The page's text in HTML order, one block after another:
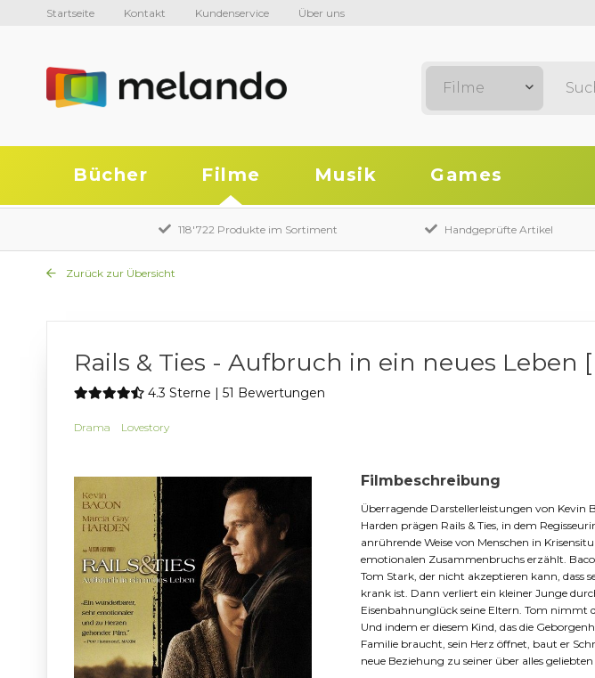
Startseite Kontakt Kundenservice Über uns
Filme
Bücher Filme Musik Games
118'722 Produkte im Sortiment Handgeprüfte Artikel
Zurück zur Übersicht
Rails & Ties - Aufbruch in ein neues Leben
4.3 Sterne | 51 Bewertungen
Drama Lovestory
Filmbeschreibung
Überragende Darstellerleistungen von Kevin
Harden prägen Rails & Ties, in dem
anrührende Weise von Menschen in
emotionalen Zusammenbruchs erzählt.
Tom Stark, der nicht akzeptieren kann, dass
krank ist. Dann verliert ein kleiner Junge
Eisenbahnunglück seine Eltern. Tom nimmt
Und indem er diesem Kind, das die
Familie braucht, sein Herz öffnet, baut er
neue Beziehung zu seiner über alles